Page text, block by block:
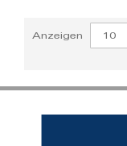
Anzeigen